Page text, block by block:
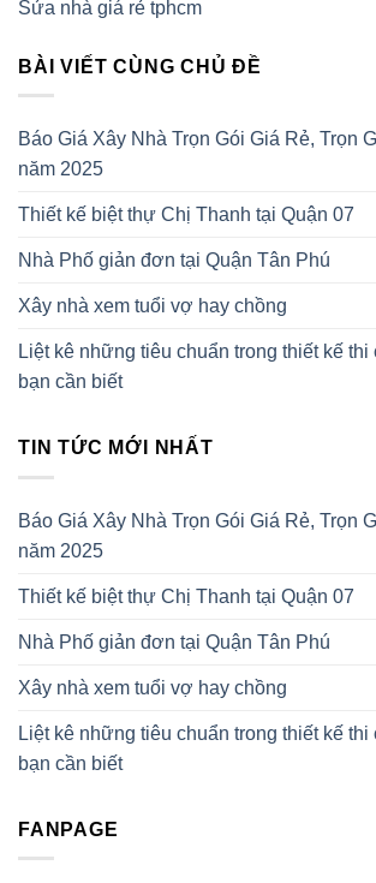
Sửa nhà giá rẻ tphcm
BÀI VIẾT CÙNG CHỦ ĐỀ
Báo Giá Xây Nhà Trọn Gói Giá Rẻ, Trọn
năm 2025
Thiết kế biệt thự Chị Thanh tại Quận 07
Nhà Phố giản đơn tại Quận Tân Phú
Xây nhà xem tuổi vợ hay chồng
Liệt kê những tiêu chuẩn trong thiết kế
bạn cần biết
TIN TỨC MỚI NHẤT
Báo Giá Xây Nhà Trọn Gói Giá Rẻ, Trọn
năm 2025
Thiết kế biệt thự Chị Thanh tại Quận 07
Nhà Phố giản đơn tại Quận Tân Phú
Xây nhà xem tuổi vợ hay chồng
Liệt kê những tiêu chuẩn trong thiết kế
bạn cần biết
FANPAGE